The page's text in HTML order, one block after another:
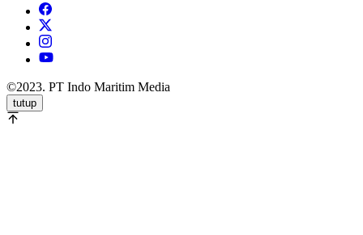
©2023. PT Indo Maritim Media
tutup